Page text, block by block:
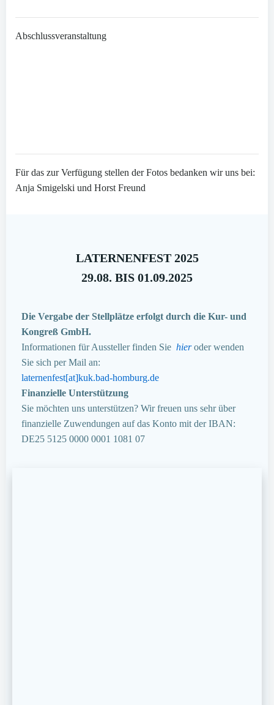
Abschlussveranstaltung
Für das zur Verfügung stellen der Fotos bedanken wir uns bei:
Anja Smigelski und Horst Freund
LATERNENFEST 2025
29.08. BIS 01.09.2025
Die Vergabe der Stellplätze erfolgt durch die Kur- und
Kongreß GmbH.
Informationen für Aussteller finden Sie hieroder wenden
Sie sich per Mail an:
laternenfest[at]kuk.bad-homburg.de
Finanzielle Unterstützung
Sie möchten uns unterstützen? Wir freuen uns sehr über
finanzielle Zuwendungen auf das Konto mit der IBAN:
DE25 5125 0000 0001 1081 07